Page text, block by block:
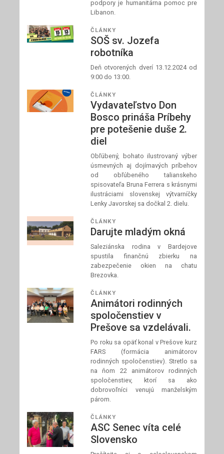
podpory je humanitárna pomoc pre
Libanon.
ČLÁNKY
SOŠ sv. Jozefa
robotníka
Deň otvorených dverí 13.12.2024 od
9:00 do 13:00.
ČLÁNKY
Vydavateľstvo Don
Bosco prináša Príbehy
pre potešenie duše 2.
diel
Obľúbený, bohato ilustrovaný výber
úsmevných aj dojímavých príbehov
od obľúbeného talianskeho
spisovateľa Bruna Ferrera s krásnymi
ilustráciami slovenskej výtvarníčky
Lenky Javorskej sa dočkal 2. dielu.
ČLÁNKY
Darujte mladým okná
Saleziánska rodina v Bardejove
spustila finančnú zbierku na
zabezpečenie okien na chatu
Brezovka.
ČLÁNKY
Animátori rodinných
spoločenstiev v
Prešove sa vzdelávali.
Po roku sa opäť konal v Prešove kurz
FARS (formácia animátorov
rodinných spoločenstiev). Stretlo sa
na ňom 22 animátorov rodinných
spoločenstiev, ktorí sa ako
dobrovoľníci venujú manželským
párom.
ČLÁNKY
ASC Senec víta celé
Slovensko